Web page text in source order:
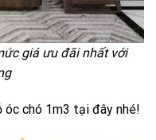
giá ưu đãi nhất với
óc chó 1m3 tại đây nhé!